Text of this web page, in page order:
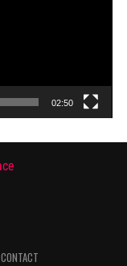
02:50
CONTACT